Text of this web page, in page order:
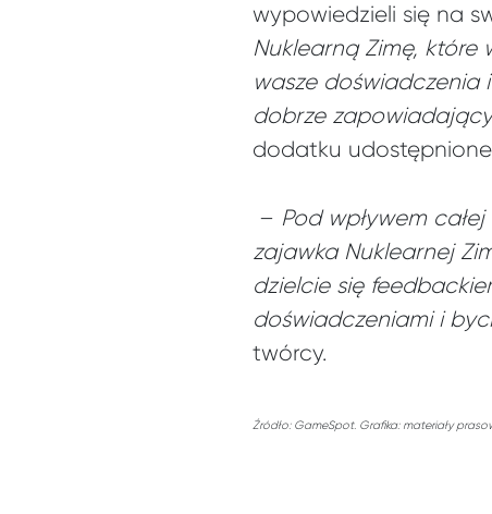
wypowiedzieli się na
Nuklearną Zimę, które
wasze doświadczenia
dobrze
dodatku
– Pod wpływem
zajawka Nuklearnej
dzielcie się
doświadczeniami i
twórcy.
Źródło: GameSpot. Grafika: materiały